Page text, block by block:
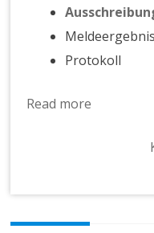
Meldeergebnis
Protokoll
Read more